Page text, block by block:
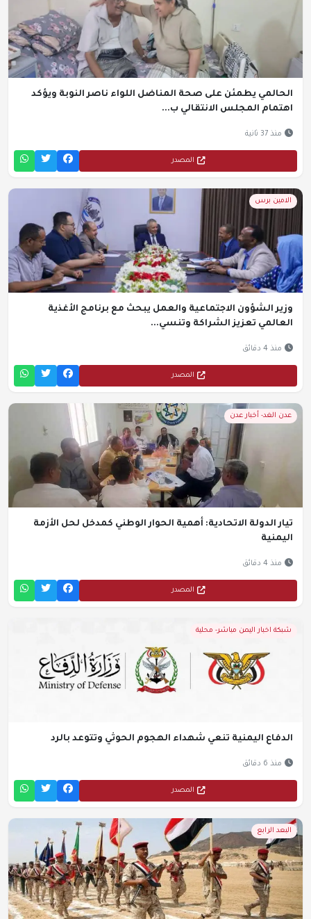
الحالمي يطمئن على صحة المناضل اللواء ناصر النوبة ويؤكد
اهتمام المجلس الانتقالي ب...
منذ 37 ثانية
المصدر
الامين برس
وزير الشؤون الاجتماعية والعمل يبحث مع برنامج الأغذية
العالمي تعزيز الشراكة وتنسي...
منذ 4 دقائق
المصدر
عدن الغد- أخبار عدن
تيار الدولة الاتحادية: أهمية الحوار الوطني كمدخل لحل الأزمة
اليمنية
منذ 4 دقائق
المصدر
شبكة اخبار اليمن مباشر- محلية
الدفاع اليمنية تنعي شهداء الهجوم الحوثي وتتوعد بالرد
منذ 6 دقائق
المصدر
البعد الرابع